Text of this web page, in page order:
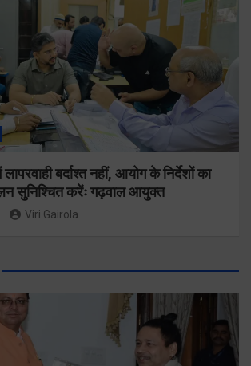
बर्दाश्त नहीं, आयोग के निर्देशों का
सुनिश्चित करेंः गढ़वाल आयुक्त
Viri Gairola